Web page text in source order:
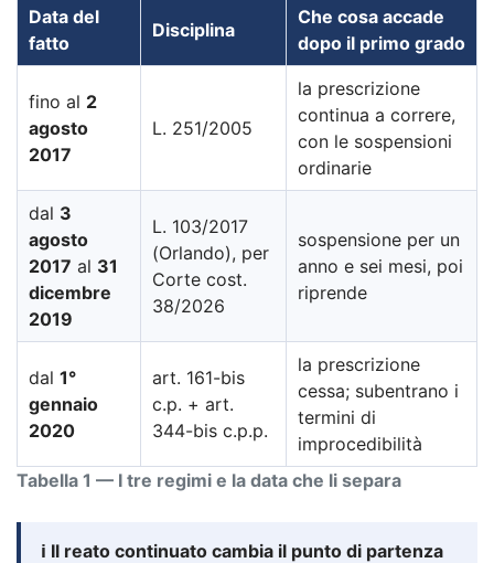
Tabella 1 — I tre regimi e la data che li separa
Data del
fatto
Disciplina
Che cosa accade
dopo il primo grado
fino al 2
agosto
2017
L. 251/2005
la prescrizione
continua a correre,
con le sospensioni
ordinarie
dal 3
agosto
2017 al 31
dicembre
2019
L. 103/2017
(Orlando), per
Corte cost.
38/2026
sospensione per un
anno e sei mesi, poi
riprende
dal 1°
gennaio
2020
art. 161-bis
c.p. + art.
344-bis c.p.p.
la prescrizione
cessa; subentrano i
termini di
improcedibilità
ℹ️ Il reato continuato cambia il punto di partenza